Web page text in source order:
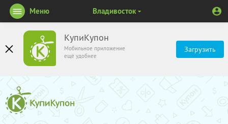
КупиКупон
Мобильное приложение
ещё удобнее
Загрузить
Меню Владивосток